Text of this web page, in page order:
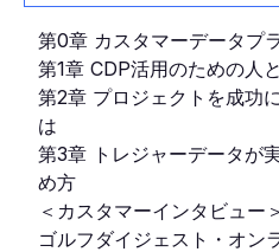
第0章 カスタマーデータプ
第1章 CDP活用のための人
第2章 プロジェクトを成功
は
第3章 トレジャーデータが
め方
＜カスタマーインタビュー＞
ゴルフダイジェスト・オン